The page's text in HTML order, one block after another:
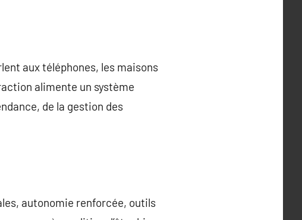
aux téléphones, les maisons
alimente un système
de la gestion des
autonomie renforcée, outils